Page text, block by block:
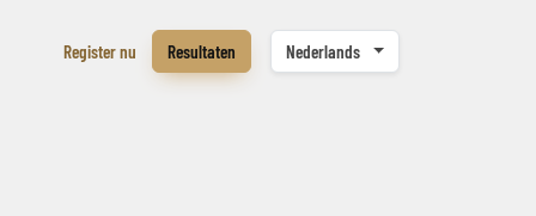
Register nu Resultaten Nederlands